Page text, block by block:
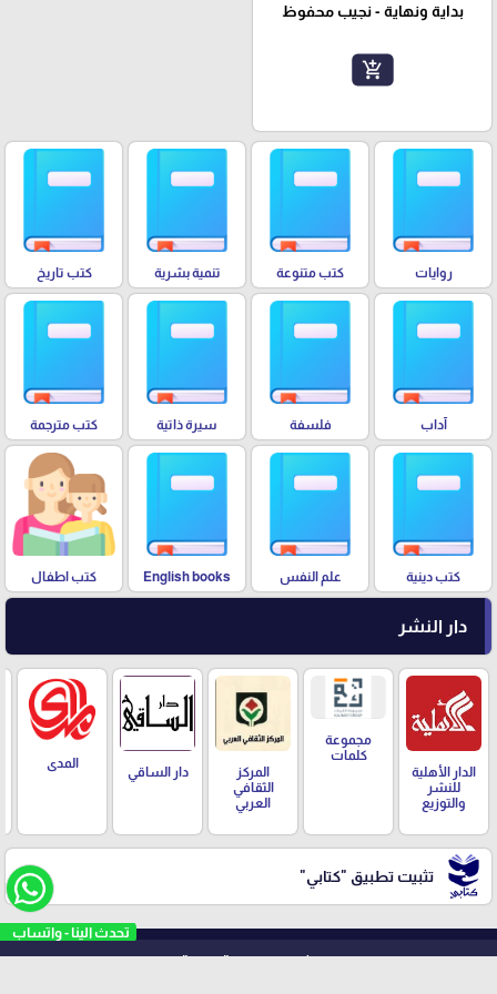
بداية ونهاية - نجيب محفوظ
add_shopping_cart
روايات كتب متنوعة تنمية بشرية كتب تاريخ
آداب فلسفة سيرة ذاتية كتب مترجمة
كتب دينية علم النفس English books كتب اطفال
دار النشر
الدار الأهلية
للنشر
والتوزيع
مجموعة
كلمات
المركز
الثقافي
العربي
دار الساقي
المدى
تثبيت تطبيق "كتابي"
تثبيت تطبيق"كتابي"